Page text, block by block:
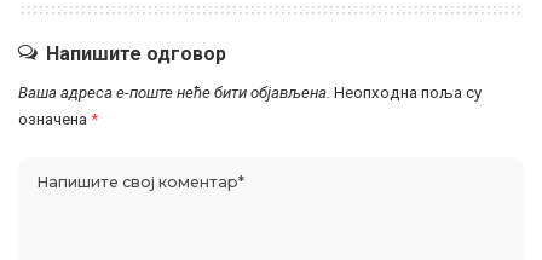
Напишите одговор
Ваша адреса е-поште неће бити објављена. Неопходна поља су
означена *